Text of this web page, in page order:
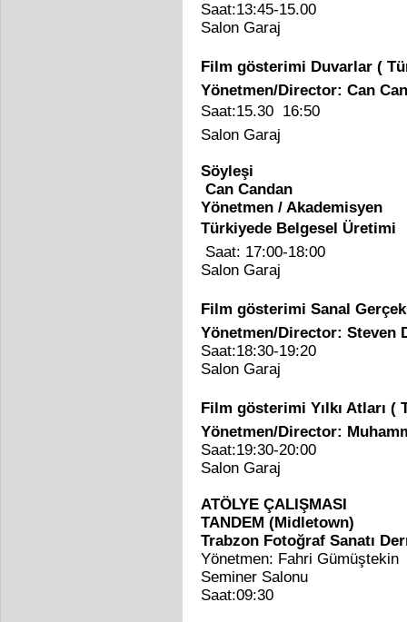
Saat:13:45-15.00
Salon Garaj
Film gösterimi
Yönetmen/Director: Can
Saat:15.30  16:50
Salon Garaj
Söyleşi
Can Candan
Yönetmen / Akademisyen
Türkiyede Belgesel
Saat: 17:00-18:00
Salon Garaj
Film gösterimi Sanal
Yönetmen/Director: Steven
Saat:18:30-19:20
Salon Garaj
Film gösterimi
Yönetmen/Director:
Saat:19:30-20:00
Salon Garaj
ATÖLYE ÇALIŞMASI
TANDEM (Midletown)
Trabzon Fotoğraf Sanatı
Yönetmen: Fahri Gümüştekin
Seminer Salonu
Saat:09:30